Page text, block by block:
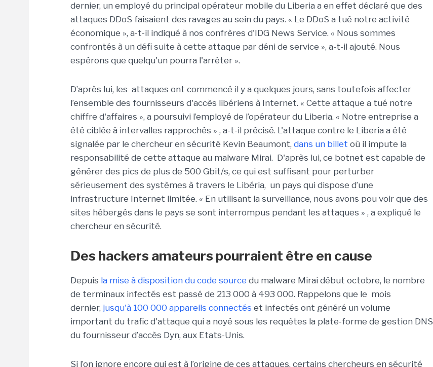
dernier, un employé du principal opérateur mobile du Liberia a en effet déclaré que des
attaques DDoS faisaient des ravages au sein du pays. « Le DDoS a tué notre activité
économique », a-t-il indiqué à nos confrères d'IDG News Service. « Nous sommes
confrontés à un défi suite à cette attaque par déni de service », a-t-il ajouté. Nous
espérons que quelqu'un pourra l'arrêter ».
D’après lui, les attaques ont commencé il y a quelques jours, sans toutefois affecter
l’ensemble des fournisseurs d'accès libériens à Internet. « Cette attaque a tué notre
chiffre d'affaires », a poursuivi l’employé de l’opérateur du Liberia. « Notre entreprise a
été ciblée à intervalles rapprochés » , a-t-il précisé. L'attaque contre le Liberia a été
signalée par le chercheur en sécurité Kevin Beaumont, dans un billet où il impute la
responsabilité de cette attaque au malware Mirai. D'après lui, ce botnet est capable de
générer des pics de plus de 500 Gbit/s, ce qui est suffisant pour perturber
sérieusement des systèmes à travers le Libéria, un pays qui dispose d’une
infrastructure Internet limitée. « En utilisant la surveillance, nous avons pou voir que des
sites hébergés dans le pays se sont interrompus pendant les attaques » , a expliqué le
chercheur en sécurité.
Des hackers amateurs pourraient être en cause
Depuis la mise à disposition du code source du malware Mirai début octobre, le nombre
de terminaux infectés est passé de 213 000 à 493 000. Rappelons que le mois
dernier, jusqu'à 100 000 appareils connectés et infectés ont généré un volume
important du trafic d'attaque qui a noyé sous les requêtes la plate-forme de gestion DNS
du fournisseur d’accès Dyn, aux Etats-Unis.
Si l’on ignore encore qui est à l’origine de ces attaques, certains chercheurs en sécurité